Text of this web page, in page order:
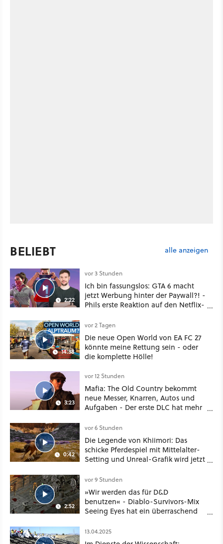
BELIEBT alle anzeigen
2:22
vor 3 Stunden
Ich bin fassungslos: GTA 6 macht
jetzt Werbung hinter der Paywall?! -
Phils erste Reaktion auf den Netflix-
14:38
vor 2 Tagen
Die neue Open World von EA FC 27
könnte meine Rettung sein - oder
die komplette Hölle!
3:23
vor 12 Stunden
Mafia: The Old Country bekommt
neue Messer, Knarren, Autos und
Aufgaben - Der erste DLC hat mehr
0:42
vor 6 Stunden
Die Legende von Khiimori: Das
schicke Pferdespiel mit Mittelalter-
Setting und Unreal-Grafik wird jetzt
2:52
vor 9 Stunden
»Wir werden das für D&D
benutzen« - Diablo-Survivors-Mix
Seeing Eyes hat ein überraschend
13.04.2025